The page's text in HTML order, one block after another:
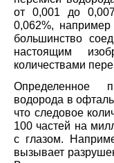
от 0,001 до
0,062%,
большинство
настоящим
количествами
Определенное
водорода в
что следовое
100 частей на
с глазом.
вызывает